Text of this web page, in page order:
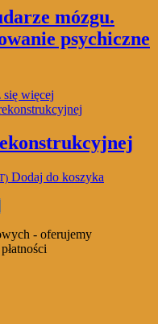
mózgu.
psychiczne
więcej
Dodaj do koszyka
- oferujemy